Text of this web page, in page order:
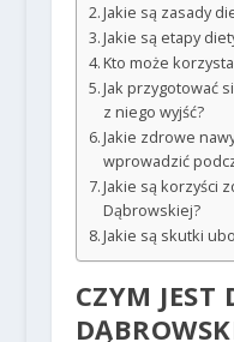
Jakie są zasady
Jakie są etapy
Kto może
Jak przygotować
z niego wyjść?
Jakie zdrowe
wprowadzić
Jakie są korzyści
Dąbrowskiej?
Jakie są skutki
CZYM JEST